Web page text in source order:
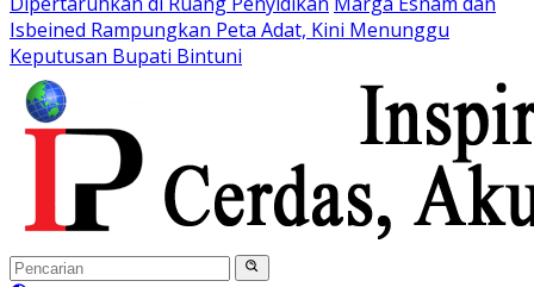
Isbeined Rampungkan Peta Adat, Kini Menunggu
Keputusan Bupati Bintuni